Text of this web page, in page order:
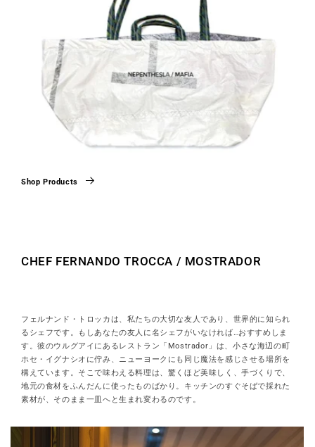
Shop Products
CHEF FERNANDO TROCCA / MOSTRADOR
フェルナンド・トロッカは、私たちの大切な友人であり、世界的に知られ
るシェフです。もしあなたの友人に名シェフがいなければ…おすすめしま
す。彼のウルグアイにあるレストラン「Mostrador」は、小さな海辺の町
ホセ・イグナシオに佇み、ニューヨークにも同じ魔法を感じさせる場所を
構えています。そこで味わえる料理は、驚くほど美味しく、手づくりで、
地元の食材をふんだんに使ったものばかり。キッチンのすぐそばで採れた
素材が、そのまま一皿へと生まれ変わるのです。